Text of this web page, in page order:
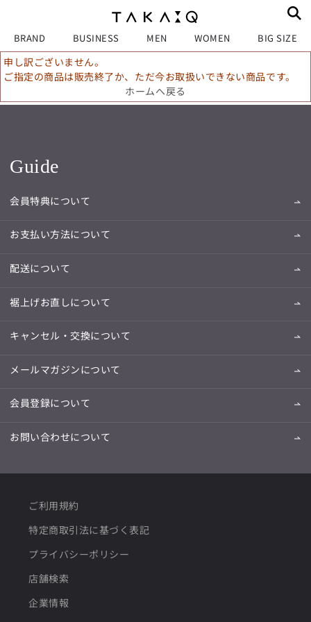
BRAND BUSINESS MEN WOMEN BIG SIZE
申し訳ございません。
ご指定の商品は販売終了か、ただ今お取扱いできない商品です。
ホームへ戻る
Guide
会員特典について
お支払い方法について
配送について
裾上げお直しについて
キャンセル・交換について
メールマガジンについて
会員登録について
お問い合わせについて
ご利用規約
特定商取引法に基づく表記
プライバシーポリシー
店舗検索
企業情報